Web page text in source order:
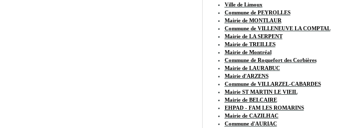
Ville de Limoux
Commune de PEYROLLES
Mairie de MONTLAUR
Commune de VILLENEUVE LA COMPTAL
Mairie de LA SERPENT
Mairie de TREILLES
Mairie de Montréal
Commune de Roquefort des Corbières
Mairie de LAURABUC
Mairie d'ARZENS
Commune de VILLARZEL-CABARDES
Mairie ST MARTIN LE VIEIL
Mairie de BELCAIRE
EHPAD - FAM LES ROMARINS
Mairie de CAZILHAC
Commune d'AURIAC